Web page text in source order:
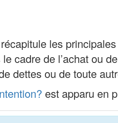
les
de l’achat ou
dettes ou de toute
est apparu en